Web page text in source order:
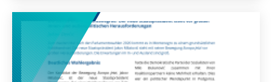
Premierministers in Montenegro. Mit seinen
19 Ministerinnen und Ministern muss
Premierminister Spajić nun viele
Herausforderungen schnell angehen.